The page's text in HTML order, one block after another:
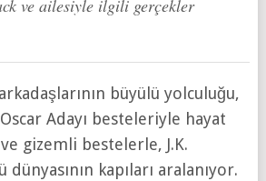
ve ailesiyle ilgili gerçekler
büyülü yolculuğu,
Adayı besteleriyle hayat
gizemli bestelerle, J.K.
dünyasının kapıları aralanıyor.